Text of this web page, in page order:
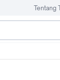
Tentang